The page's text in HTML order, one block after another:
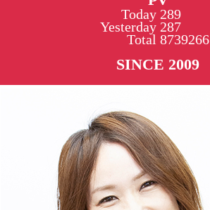
Today
Yesterday
Total
289
287
8739266
SINCE 2009